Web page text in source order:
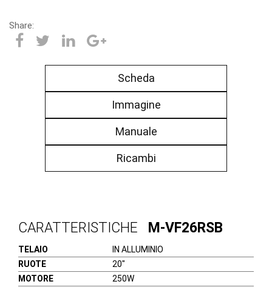
Share:
Scheda
Immagine
Manuale
Ricambi
CARATTERISTICHE M-VF26RSB
TELAIO
IN ALLUMINIO
RUOTE
20″
MOTORE
250W